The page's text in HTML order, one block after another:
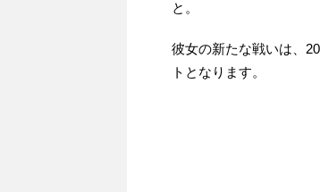
と。
彼女の新たな戦いは、
トとなります。